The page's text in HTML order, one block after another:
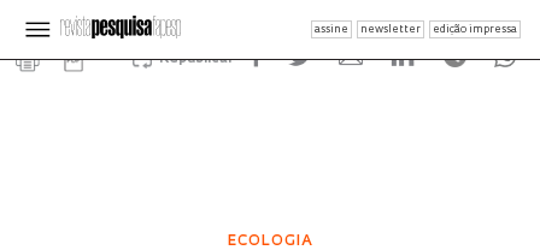
assine newsletter edição impressa
Republicar
ECOLOGIA